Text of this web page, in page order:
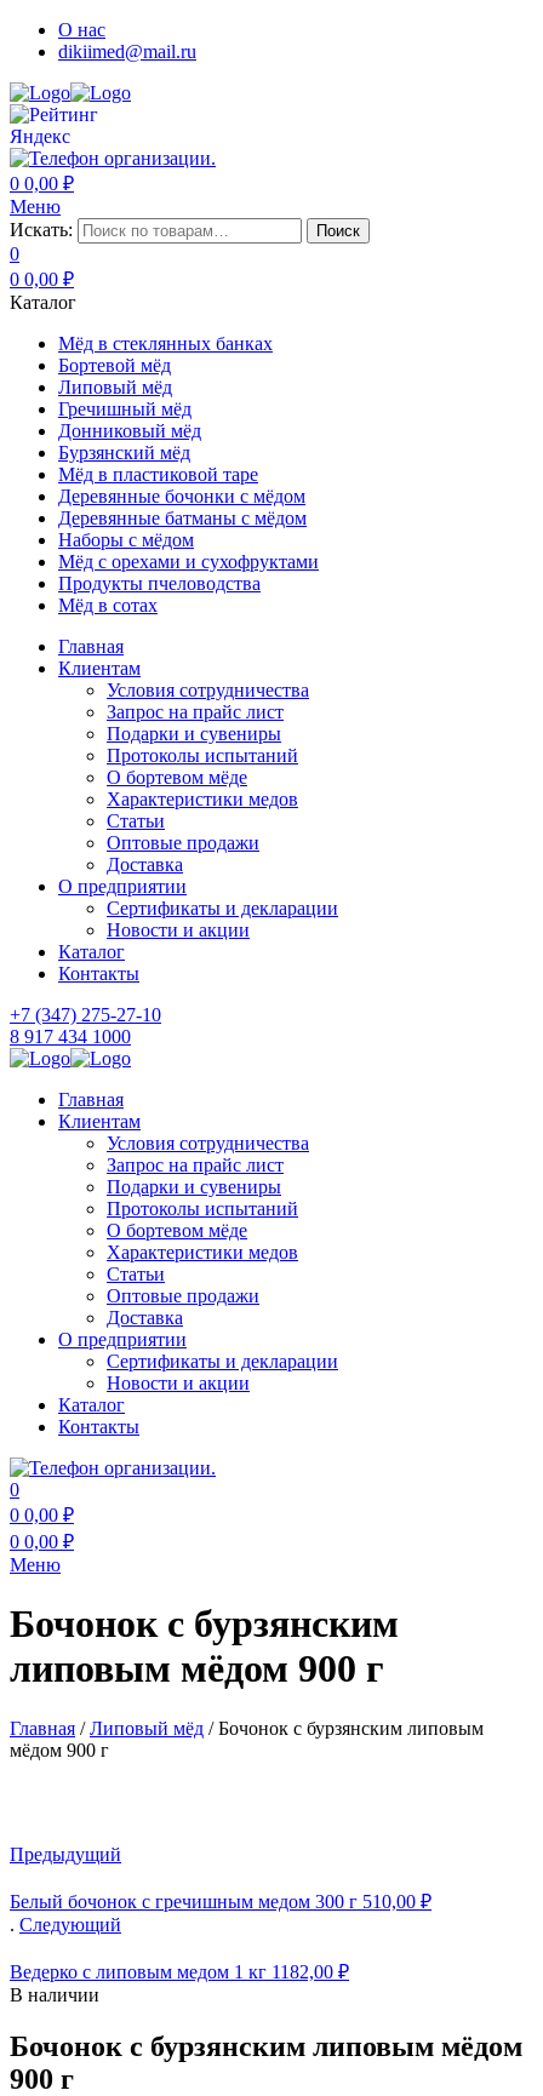
О нас
dikiimed@mail.ru
0 0,00 ₽
Меню
Искать:
Поиск
0
0 0,00 ₽
Каталог
Мёд в стеклянных банках
Бортевой мёд
Липовый мёд
Гречишный мёд
Донниковый мёд
Бурзянский мёд
Мёд в пластиковой таре
Деревянные бочонки с мёдом
Деревянные батманы с мёдом
Наборы с мёдом
Мёд с орехами и сухофруктами
Продукты пчеловодства
Мёд в сотах
Главная
Клиентам
Условия сотрудничества
Запрос на прайс лист
Подарки и сувениры
Протоколы испытаний
О бортевом мёде
Характеристики медов
Статьи
Оптовые продажи
Доставка
О предприятии
Сертификаты и декларации
Новости и акции
Каталог
Контакты
+7 (347) 275-27-10
8 917 434 1000
Главная
Клиентам
Условия сотрудничества
Запрос на прайс лист
Подарки и сувениры
Протоколы испытаний
О бортевом мёде
Характеристики медов
Статьи
Оптовые продажи
Доставка
О предприятии
Сертификаты и декларации
Новости и акции
Каталог
Контакты
0
0 0,00 ₽
0 0,00 ₽
Меню
Бочонок с бурзянским
липовым мёдом 900 г
Главная /Липовый мёд /Бочонок с бурзянским липовым
мёдом 900 г
Предыдущий
Белый бочонок с гречишным медом 300 г 510,00 ₽
. Следующий
Ведерко с липовым медом 1 кг 1182,00 ₽
В наличии
Бочонок с бурзянским липовым мёдом
900 г